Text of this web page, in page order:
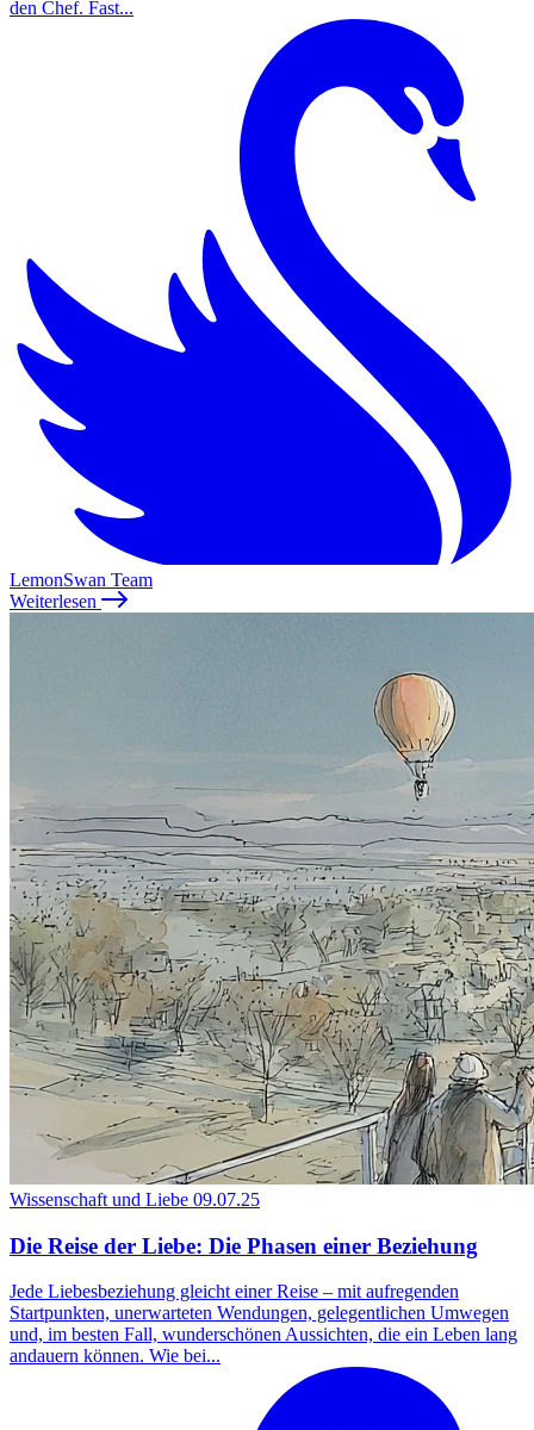
den Chef. Fast...
LemonSwan Team
Weiterlesen
Wissenschaft und Liebe 09.07.25
Die Reise der Liebe: Die Phasen einer Beziehung
Jede Liebesbeziehung gleicht einer Reise – mit aufregenden
Startpunkten, unerwarteten Wendungen, gelegentlichen Umwegen
und, im besten Fall, wunderschönen Aussichten, die ein Leben lang
andauern können. Wie bei...